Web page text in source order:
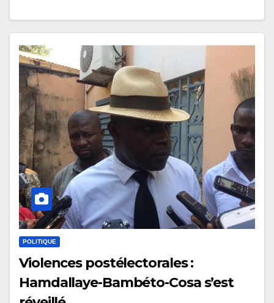
POLITIQUE
Violences postélectorales :
Hamdallaye-Bambéto-Cosa s’est